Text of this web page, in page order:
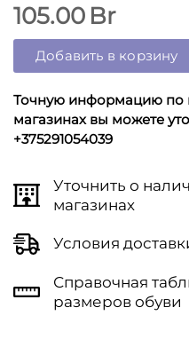
105.00 Br
Добавить в корзину
Точную информацию по
магазинах вы можете
+375291054039
Уточнить о
магазинах
Условия
Справочная
размеров обуви